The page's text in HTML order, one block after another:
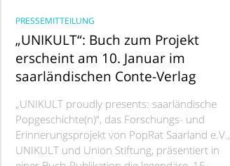
PRESSEMITTEILUNG
„UNIKULT“: Buch zum Projekt
erscheint am 10. Januar im
saarländischen Conte-Verlag
„UNIKULT proudly presents: saarländische
Popgeschichte(n)“, das Forschungs- und
Erinnerungsprojekt von PopRat Saarland e.V.,
UNIKULT und Union Stiftung, präsentiert in